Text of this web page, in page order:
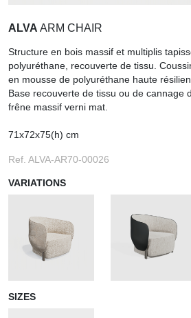
ALVA ARM CHAIR
Structure en bois massif et multiplis
polyuréthane, recouverte de tissu.
en mousse de polyuréthane haute
Base recouverte de tissu ou de cannage
frêne massif verni mat.
71x72x75(h) cm
Ref. ALVA-AR70-00026
VARIATIONS
SIZES